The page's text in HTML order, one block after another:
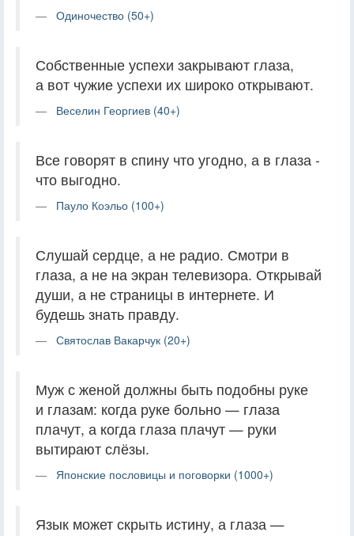
Одиночество (50+)
Собственные успехи закрывают глаза,
а вот чужие успехи их широко открывают.
Веселин Георгиев (40+)
Все говорят в спину что угодно, а в глаза -
что выгодно.
Пауло Коэльо (100+)
Слушай сердце, а не радио. Смотри в
глаза, а не на экран телевизора. Открывай
души, а не страницы в интернете. И
будешь знать правду.
Святослав Вакарчук (20+)
Муж с женой должны быть подобны руке
и глазам: когда руке больно — глаза
плачут, а когда глаза плачут — руки
вытирают слёзы.
Японские пословицы и поговорки (1000+)
Язык может скрыть истину, а глаза —